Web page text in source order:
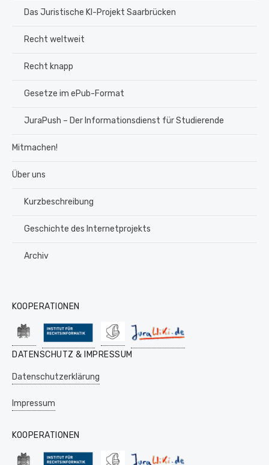
Das Juristische KI-Projekt Saarbrücken
Recht weltweit
Recht knapp
Gesetze im ePub-Format
JuraPush – Der Informationsdienst für Studierende
Mitmachen!
Über uns
Kurzbeschreibung
Geschichte des Internetprojekts
Archiv
KOOPERATIONEN
DATENSCHUTZ & IMPRESSUM
Datenschutzerklärung
Impressum
KOOPERATIONEN